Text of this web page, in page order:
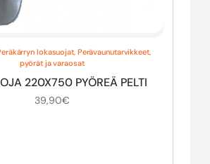
lokasuojat, Perävaunutarvikkeet,
pyörät ja varaosat
220X750 PYÖREÄ PELTI
39,90€